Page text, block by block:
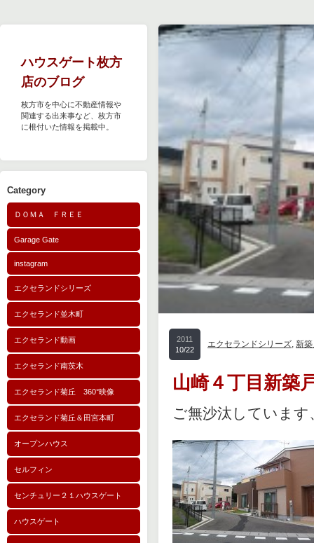
ハウスゲート枚方
店のブログ
枚方市を中心に不動産情報や
関連する出来事など、枚方市
に根付いた情報を掲載中。
Category
ＤＯＭＡ ＦＲＥＥ
Garage Gate
instagram
エクセランドシリーズ
エクセランド並木町
エクセランド動画
エクセランド南茨木
エクセランド菊丘 360°映像
エクセランド菊丘＆田宮本町
オープンハウス
セルフィン
センチュリー２１ハウスゲート
ハウスゲート
2011
10/22
エクセランドシリーズ 新
山崎４丁目新築
ご無沙汰していま